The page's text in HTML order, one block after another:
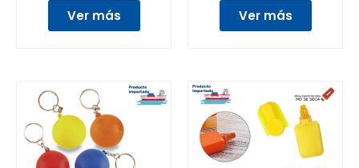
Ver más Ver más